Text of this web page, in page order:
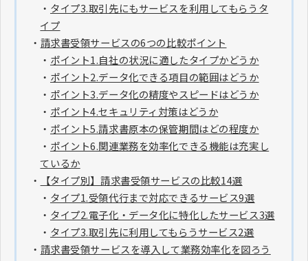
・ タイプ3.取引先にもサービスを利用してもらうタ
イプ
・ 請求書受領サービスの6つの比較ポイント
・ ポイント1.自社の状況に適したタイプかどうか
・ ポイント2.データ化できる項目の範囲はどうか
・ ポイント3.データ化の精度やスピードはどうか
・ ポイント4.セキュリティ対策はどうか
・ ポイント5.請求書原本の保管期間はどの程度か
・ ポイント6.関連業務を効率化できる機能は充実し
ているか
・
【タイプ別】請求書受領サービスの比較14選
・ タイプ1.受領代行まで対応できるサービス9選
・ タイプ2.電子化・データ化に特化したサービス3選
・ タイプ3.取引先に利用してもらうサービス2選
・ 請求書受領サービスを導入して業務効率化を図ろう